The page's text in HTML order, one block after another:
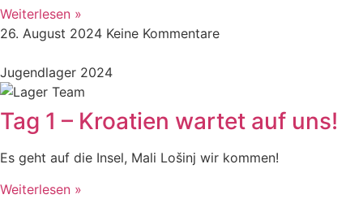
Weiterlesen »
26. August 2024 Keine Kommentare
Jugendlager 2024
Tag 1 – Kroatien wartet auf uns!
Es geht auf die Insel, Mali Lošinj wir kommen!
Weiterlesen »